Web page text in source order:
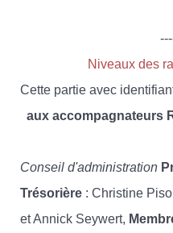
Niveaux des
Cette partie avec
aux accompagnateurs
Conseil d'administration
Trésorière : Christine
et Annick Seywert,